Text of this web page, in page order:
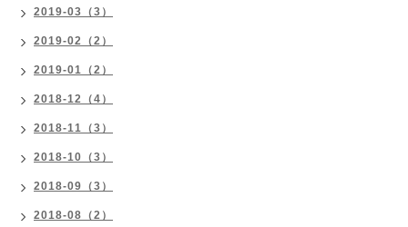
2019-03（3）
2019-02（2）
2019-01（2）
2018-12（4）
2018-11（3）
2018-10（3）
2018-09（3）
2018-08（2）